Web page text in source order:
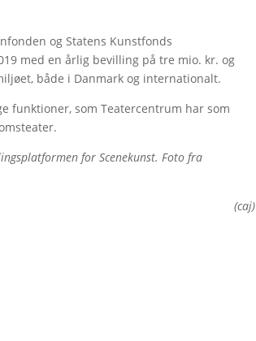
og Statens Kunstfonds
med en årlig bevilling på tre mio. kr. og
både i Danmark og internationalt.
funktioner, som Teatercentrum har som
for Scenekunst. Foto fra
(caj)